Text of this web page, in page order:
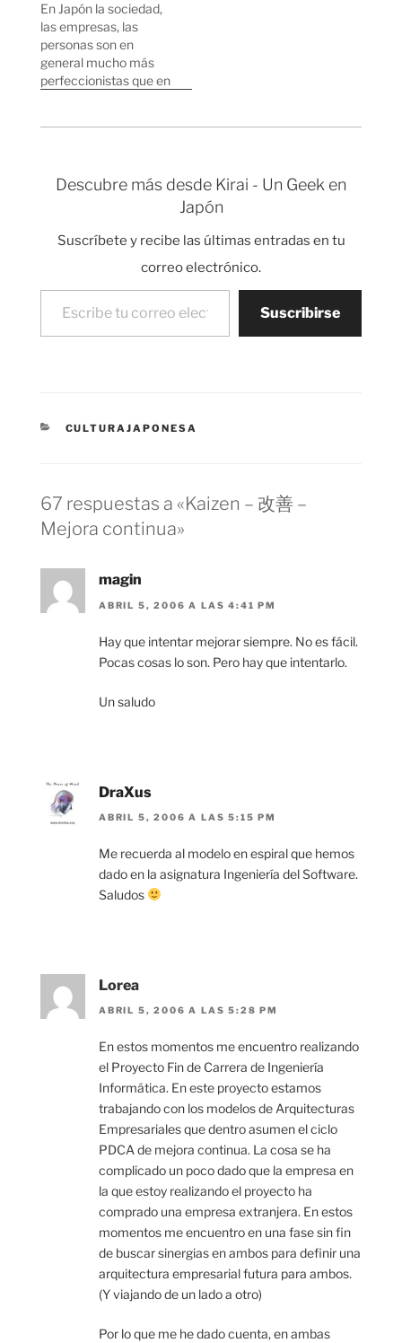
logramos recordar:
Aikido…
En Japón la sociedad,
las empresas, las
personas son en
general mucho más
perfeccionistas que en
procesos que
suele funcionar bien,
problemas. Y como la…
Descubre más desde Kirai - Un Geek en
Japón
Suscríbete y recibe las últimas entradas en tu
correo electrónico.
Escribe tu correo electrónico…
Suscribirse
CATEGORÍAS
CULTURAJAPONESA
67 respuestas a «Kaizen – 改善 –
Mejora continua»
magin
ABRIL 5, 2006 A LAS 4:41 PM
Hay que intentar mejorar siempre. No es fácil.
Pocas cosas lo son. Pero hay que intentarlo.
Un saludo
DraXus
ABRIL 5, 2006 A LAS 5:15 PM
Me recuerda al modelo en espiral que hemos
dado en la asignatura Ingeniería del Software.
Saludos
Lorea
ABRIL 5, 2006 A LAS 5:28 PM
En estos momentos me encuentro realizando
el Proyecto Fin de Carrera de Ingeniería
Informática. En este proyecto estamos
trabajando con los modelos de Arquitecturas
Empresariales que dentro asumen el ciclo
PDCA de mejora continua. La cosa se ha
complicado un poco dado que la empresa en
la que estoy realizando el proyecto ha
comprado una empresa extranjera. En estos
momentos me encuentro en una fase sin fin
de buscar sinergias en ambos para definir una
arquitectura empresarial futura para ambos.
(Y viajando de un lado a otro)
Por lo que me he dado cuenta, en ambas